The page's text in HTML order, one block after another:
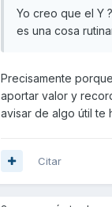
Yo creo que el Y
es una cosa
Precisamente
aportar valor y
avisar de algo útil te
Citar